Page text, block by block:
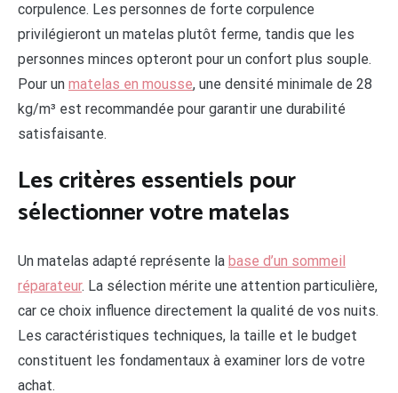
corpulence. Les personnes de forte corpulence
privilégieront un matelas plutôt ferme, tandis que les
personnes minces opteront pour un confort plus souple.
Pour un matelas en mousse, une densité minimale de 28
kg/m³ est recommandée pour garantir une durabilité
satisfaisante.
Les critères essentiels pour
sélectionner votre matelas
Un matelas adapté représente la base d’un sommeil
réparateur. La sélection mérite une attention particulière,
car ce choix influence directement la qualité de vos nuits.
Les caractéristiques techniques, la taille et le budget
constituent les fondamentaux à examiner lors de votre
achat.